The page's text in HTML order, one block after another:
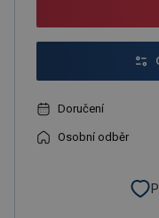
Doručení
Osobní odběr